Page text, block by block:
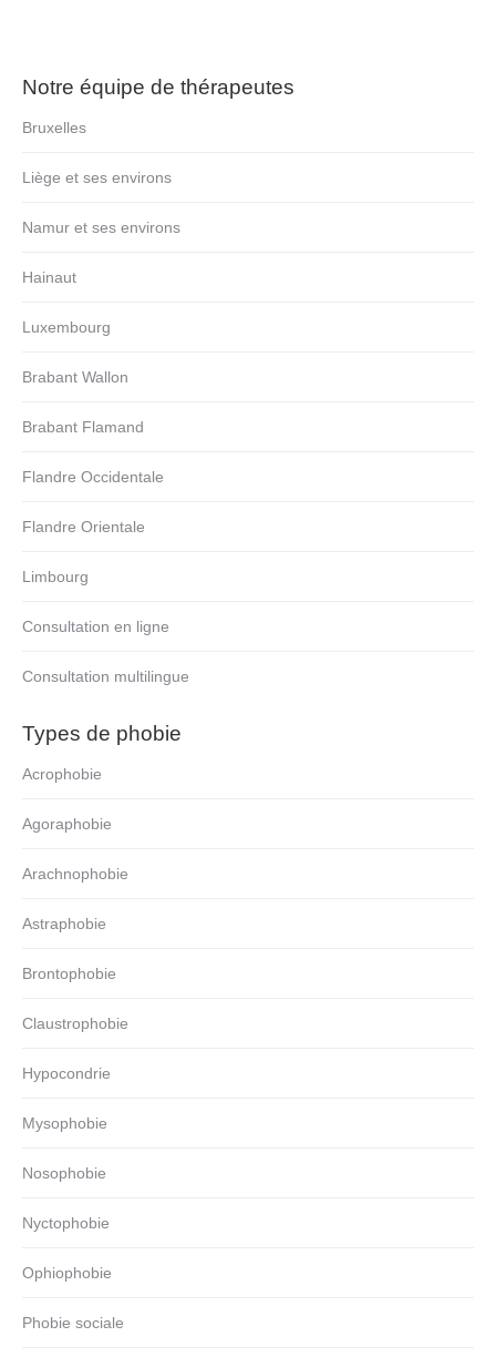
Notre équipe de thérapeutes
Bruxelles
Liège et ses environs
Namur et ses environs
Hainaut
Luxembourg
Brabant Wallon
Brabant Flamand
Flandre Occidentale
Flandre Orientale
Limbourg
Consultation en ligne
Consultation multilingue
Types de phobie
Acrophobie
Agoraphobie
Arachnophobie
Astraphobie
Brontophobie
Claustrophobie
Hypocondrie
Mysophobie
Nosophobie
Nyctophobie
Ophiophobie
Phobie sociale